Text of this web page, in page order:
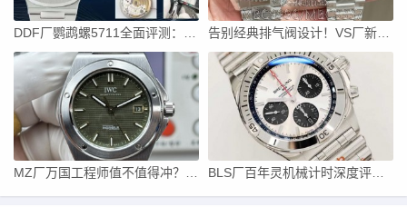
DDF厂鹦鹉螺5711全面评测：出厂满配！天花板复刻 告别经典排气阀设计！VS厂新款海马600三个配色全面解析
MZ厂万国工程师值不值得冲？正装休闲两不误 BLS厂百年灵机械计时深度评测，子弹链才是灵魂